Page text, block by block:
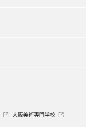
大阪美術専門学校